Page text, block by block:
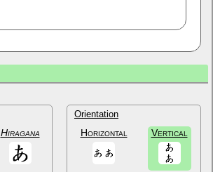
Hiragana
Orientation
Horizontal Vertical